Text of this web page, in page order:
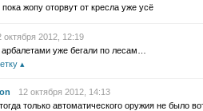
пока жопу оторвут от кресла уже усё
октября 2012, 12:19
арбалетами уже бегали по лесам…
12 октября 2012, 14:13
только автоматического оружия не было